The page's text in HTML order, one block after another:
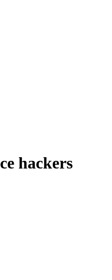
hackers